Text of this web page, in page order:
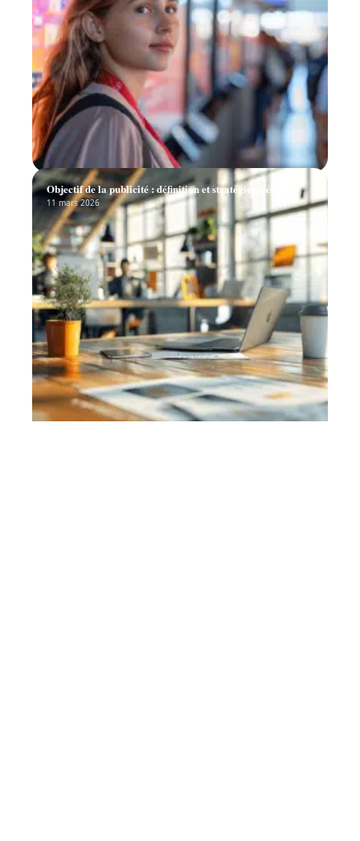
Objectif de la publicité : définition et stratégies clés
11 mars 2026